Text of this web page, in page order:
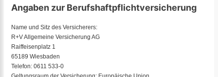
Angaben zur Berufshaftpflichtversicherung
Name und Sitz des Versicherers:
R+V Allgemeine Versicherung AG
Raiffeisenplatz 1
65189 Wiesbaden
Telefon: 0611 533-0